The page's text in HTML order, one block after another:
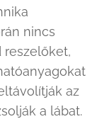
nincs
reszelőket,
az
a lábat.